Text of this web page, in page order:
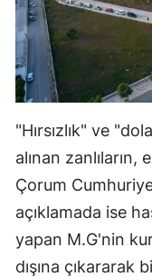
"Hırsızlık" ve
alınan
Çorum
açıklamada ise
yapan M.G'nin
dışına çıkararak